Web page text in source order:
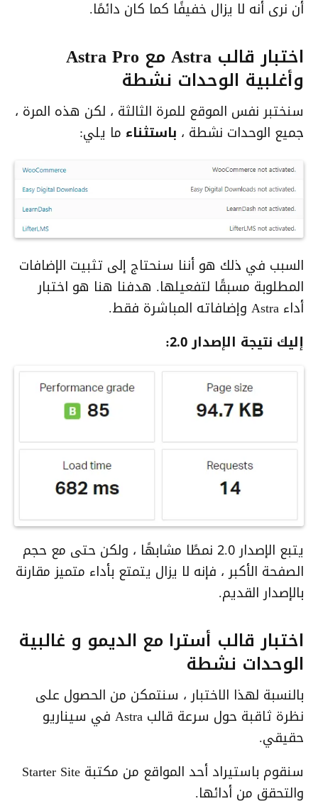
أن نرى أنه لا يزال خفيفًا كما كان دائمًا.
اختبار قالب Astra مع Astra Pro
وأغلبية الوحدات نشطة
سنختبر نفس الموقع للمرة الثالثة ، لكن هذه المرة ،
جميع الوحدات نشطة ، باستثناء ما يلي:
السبب في ذلك هو أننا سنحتاج إلى تثبيت الإضافات
المطلوبة مسبقًا لتفعيلها. هدفنا هنا هو اختبار
أداء Astra وإضافاته المباشرة فقط.
إليك نتيجة الإصدار 2.0:
يتبع الإصدار 2.0 نمطًا مشابهًا ، ولكن حتى مع حجم
الصفحة الأكبر ، فإنه لا يزال يتمتع بأداء متميز مقارنة
بالإصدار القديم.
اختبار قالب أسترا مع الديمو و غالبية
الوحدات نشطة
بالنسبة لهذا الاختبار ، سنتمكن من الحصول على
نظرة ثاقبة حول سرعة قالب Astra في سيناريو
حقيقي.
سنقوم باستيراد أحد المواقع من مكتبة Starter Site
والتحقق من أدائها.